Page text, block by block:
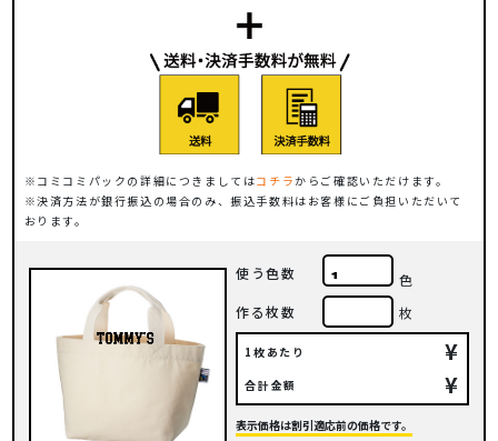
コミコミパックの詳細につきましてはコチラからご確認いただけます。
決済方法が銀行振込の場合のみ、振込手数料はお客様にご負担いただいて
おります。
使う色数
色
作る枚数
枚
1枚あたり ¥
合計金額 ¥
表示価格は割引適応前の価格です。